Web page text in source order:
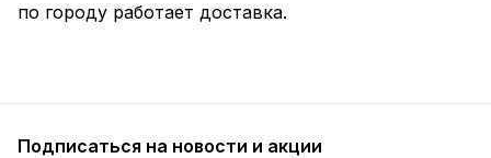
по городу работает доставка.
Подписаться на новости и акции